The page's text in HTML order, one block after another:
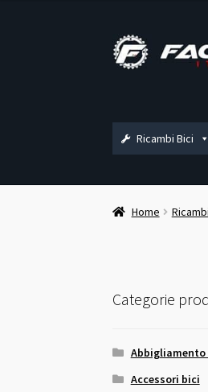
Vai
alla
Vai
al
Ricambi Bici
Home
Categorie
Abbigliamento
Accessori bici